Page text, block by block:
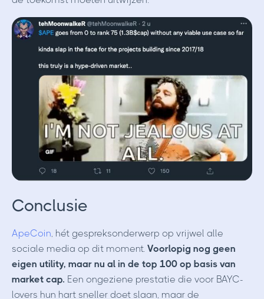
Conclusie
ApeCoin, hét gespreksonderwerp op vrijwel alle
sociale media op dit moment. Voorlopig nog geen
eigen utility, maar nu al in de top 100 op basis van
market cap. Een ongeziene prestatie die voor BAYC-
lovers hun hart sneller doet slaan, maar de